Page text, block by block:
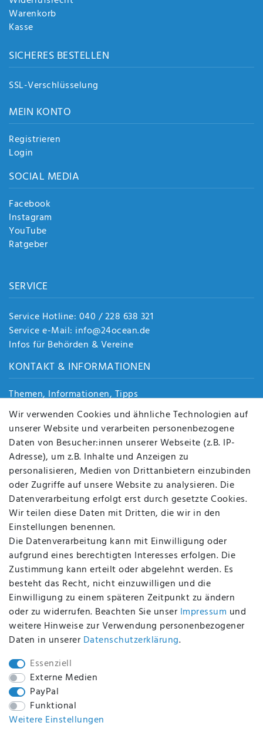
Warenkorb
Kasse
SICHERES BESTELLEN
SSL-Verschlüsselung
MEIN KONTO
Registrieren
Login
SOCIAL MEDIA
Facebook
Instagram
YouTube
Ratgeber
SERVICE
Service Hotline: 040 / 228 638 321
Service e-Mail: info@24ocean.de
Infos für Behörden & Vereine
KONTAKT & INFORMATIONEN
Themen, Informationen, Tipps
Jobs
Über uns
Kontakt
Datenschutz
AGB
FAQ
Batterieentsorgung
Altölverordnung
Impressum
BEQUEM UND SICHER BEZAHLEN MIT
BEI UNS SIND SIE SICHER!
WIR VERSENDEN MIT
Wir verwenden Cookies und ähnliche Technologien auf
unserer Website und verarbeiten personenbezogene
Daten von Besucher:innen unserer Webseite (z.B. IP-
Adresse), um z.B. Inhalte und Anzeigen zu
personalisieren, Medien von Drittanbietern einzubinden
oder Zugriffe auf unsere Website zu analysieren. Die
Datenverarbeitung erfolgt erst durch gesetzte Cookies.
Wir teilen diese Daten mit Dritten, die wir in den
Einstellungen benennen.
Die Datenverarbeitung kann mit Einwilligung oder
aufgrund eines berechtigten Interesses erfolgen. Die
Zustimmung kann erteilt oder abgelehnt werden. Es
besteht das Recht, nicht einzuwilligen und die
Einwilligung zu einem späteren Zeitpunkt zu ändern
oder zu widerrufen. Beachten Sie unser Impressum und
weitere Hinweise zur Verwendung personenbezogener
Daten in unserer Daten­schutz­erklärung.
Essenziell
Externe Medien
PayPal
Funktional
Weitere Einstellungen